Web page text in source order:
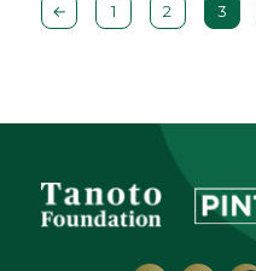
← 1 2 3